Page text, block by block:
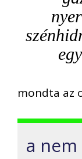
mondta az
a nem